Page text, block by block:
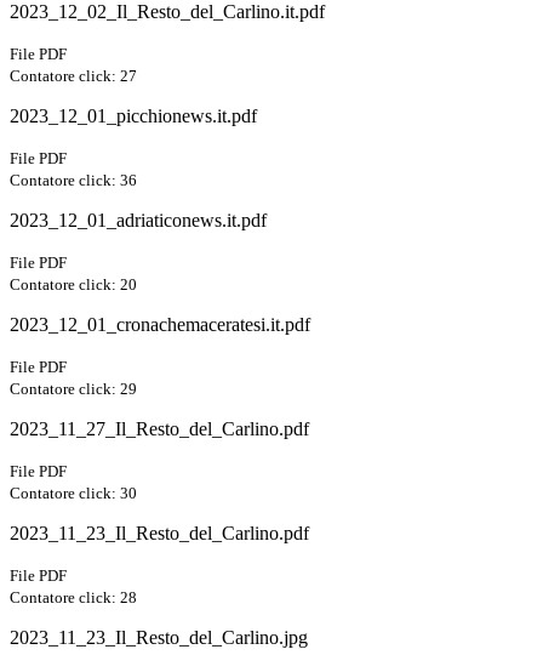
2023_12_02_Il_Resto_del_Carlino.it.pdf
File PDF
Contatore click: 27
2023_12_01_picchionews.it.pdf
File PDF
Contatore click: 36
2023_12_01_adriaticonews.it.pdf
File PDF
Contatore click: 20
2023_12_01_cronachemaceratesi.it.pdf
File PDF
Contatore click: 29
2023_11_27_Il_Resto_del_Carlino.pdf
File PDF
Contatore click: 30
2023_11_23_Il_Resto_del_Carlino.pdf
File PDF
Contatore click: 28
2023_11_23_Il_Resto_del_Carlino.jpg